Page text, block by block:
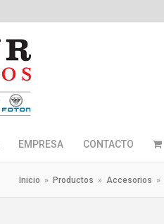
EMPRESA CONTACTO
Inicio » Productos » Accesorios »